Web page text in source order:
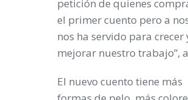
petición de quienes
el primer cuento pero a
nos ha servido para crecer
mejorar nuestro trabajo”,
El nuevo cuento tiene más